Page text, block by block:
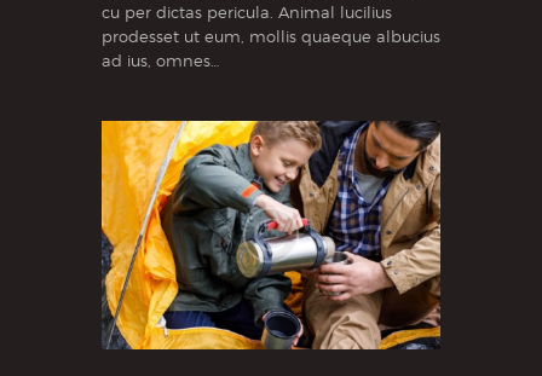
cu per dictas pericula. Animal lucilius
prodesset ut eum, mollis quaeque albucius
ad ius, omnes…